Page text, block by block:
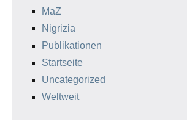
MaZ
Nigrizia
Publikationen
Startseite
Uncategorized
Weltweit